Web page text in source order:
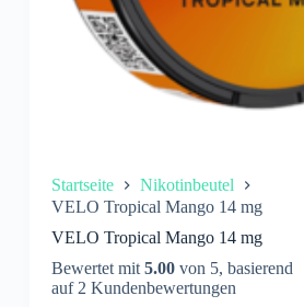
Startseite
Nikotinbeutel
VELO Tropical Mango 14 mg
VELO Tropical Mango 14 mg
Bewertet mit 5.00von 5, basierend
auf 2 Kundenbewertungen